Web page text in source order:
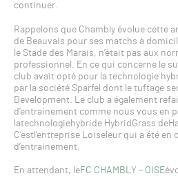
continuer.
Rappelons que Chambly évolue cette
de Beauvais pour ses matchs à
le Stade des Marais, n’était pas aux
professionnel. En ce qui concerne le
club avait opté pour la technologie
par la société Sparfel dont le tuftage
Development. Le club a également
d’entrainement comme nous vous en
latechnologiehybride HybridGrass
C’estl’entreprise Loiseleur qui a été
d’entrainement.
En attendant, leFC CHAMBLY – OISE